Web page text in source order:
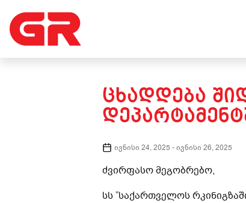
ᲪᲮᲐᲓᲓᲔᲑᲐ
ივნისი 24, 2025 -ივნისი 26, 2025
ძვირფასო მეგობრებო,
სს ”საქართველოს